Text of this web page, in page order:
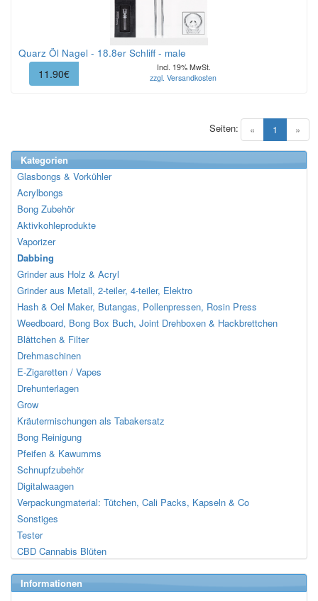
Quarz Öl Nagel - 18.8er Schliff - male
11.90€
Incl. 19% MwSt.
zzgl. Versandkosten
« 1 (current)
»
Seiten:
Kategorien
Glasbongs & Vorkühler
Acrylbongs
Bong Zubehör
Aktivkohleprodukte
Vaporizer
Dabbing
Grinder aus Holz & Acryl
Grinder aus Metall, 2-teiler, 4-teiler, Elektro
Hash & Oel Maker, Butangas, Pollenpressen, Rosin Press
Weedboard, Bong Box Buch, Joint Drehboxen & Hackbrettchen
Blättchen & Filter
Drehmaschinen
E-Zigaretten / Vapes
Drehunterlagen
Grow
Kräutermischungen als Tabakersatz
Bong Reinigung
Pfeifen & Kawumms
Schnupfzubehör
Digitalwaagen
Verpackungmaterial: Tütchen, Cali Packs, Kapseln & Co
Sonstiges
Tester
CBD Cannabis Blüten
Informationen